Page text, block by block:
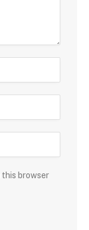
this browser